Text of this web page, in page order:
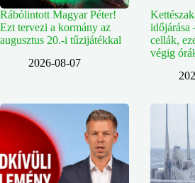
Rábólintott Magyar Péter!
Ezt tervezi a kormány az
augusztus 20.-i tűzijátékkal
2026-08-07
időjárása
cellák,
végig